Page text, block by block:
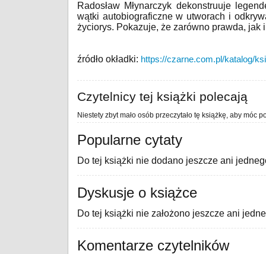
Radosław Młynarczyk dekonstruuje
wątki autobiograficzne w utworach i
życiorys. Pokazuje, że zarówno prawda,
źródło okładki: https://czarne.com.pl/katalog/
Czytelnicy tej książki polecają
Niestety zbyt mało osób przeczytało tę książkę, aby móc
Popularne cytaty
Do tej książki nie dodano jeszcze ani
Dyskusje o książce
Do tej książki nie założono jeszcze ani
Komentarze czytelników